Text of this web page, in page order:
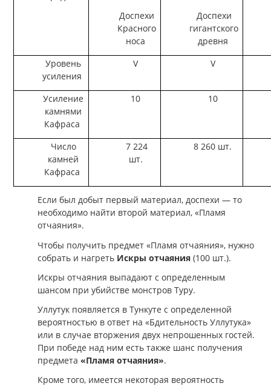
Доспехи
Красного
носа
Доспехи
гигантского
древня
Уровень
усиления
V V
Усиление
камнями
Кафраса
10 10
Число
камней
Кафраса
7 224
шт.
8 260 шт.
Если был добыт первый материал, доспехи — то
необходимо найти второй материал, «Пламя
отчаяния».
Чтобы получить предмет «Пламя отчаяния», нужно
собрать и нагреть Искры отчаяния(100 шт.).
Искры отчаяния выпадают с определенным
шансом при убийстве монстров Туру.
Уллутук появляется в Тункуте с определенной
вероятностью в ответ на «Бдительность Уллутука»
или в случае вторжения двух непрошенных гостей.
При победе над ним есть также шанс получения
предмета«Пламя отчаяния».
Кроме того, имеется некоторая вероятность